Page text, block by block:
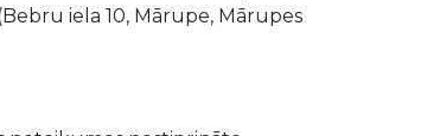
iela 10, Mārupe, Mārupes